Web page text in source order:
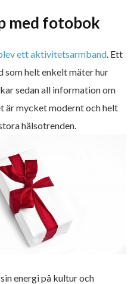
med fotobok
ett aktivitetsarmband. Ett
helt enkelt mäter hur
sedan all information om
är mycket modernt och helt
hälsotrenden.
energi på kultur och